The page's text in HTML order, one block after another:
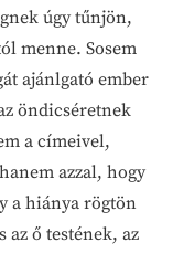
úgy tűnjön,
menne. Sosem
ajánlgató ember
öndicséretnek
a címeivel,
azzal, hogy
a hiánya rögtön
ő testének, az